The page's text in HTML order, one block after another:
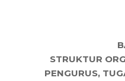
STRUKTUR
PENGURUS,